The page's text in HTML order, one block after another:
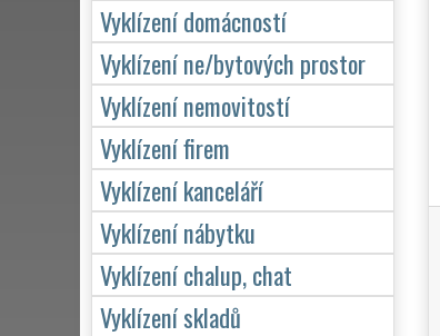
Vyklízení domácností
Vyklízení ne/bytových prostor
Vyklízení nemovitostí
Vyklízení firem
Vyklízení kanceláří
Vyklízení nábytku
Vyklízení chalup, chat
Vyklízení skladů